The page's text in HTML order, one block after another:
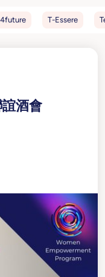
T-Essere
酒會